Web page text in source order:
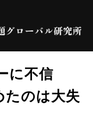
に不信
のは大失